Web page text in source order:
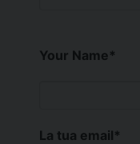
Your Name*
La tua email*